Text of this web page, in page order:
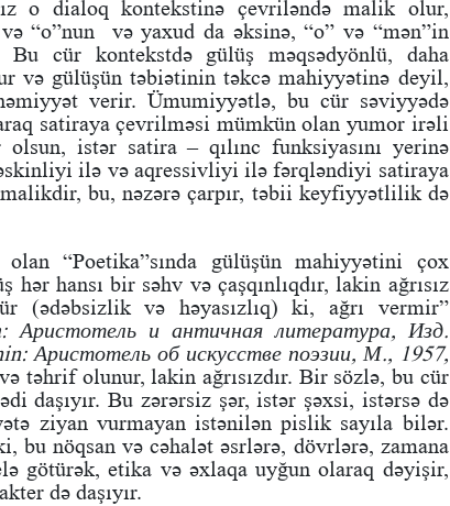
o dialoq kontekstinə çevriləndə malik olur,
“o”nun və yaxud da əksinə, “o” və “mən”in
Bu cür kontekstdə gülüş məqsədyönlü, daha
və gülüşün təbiətinin təkcə mahiyyətinə deyil,
verir. Ümumiyyətlə, bu cür səviyyədə
satiraya çevrilməsi mümkün olan yumor irəli
istər satira – qılınc funksiyasını yerinə
ilə və aqressivliyi ilə fərqləndiyi satiraya
bu, nəzərə çarpır, təbii keyfiyyətlilik də
“Poetika”sında gülüşün mahiyyətini çox
hansı bir səhv və çaşqınlıqdır, lakin ağrısız
(ədəbsizlik və həyasızlıq) ki, ağrı vermir”
Аристотель и античная литература, Изд.
Аристотель об искусстве поэзии, М., 1957,
təhrif olunur, lakin ağrısızdır. Bir sözlə, bu cür
daşıyır. Bu zərərsiz şər, istər şəxsi, istərsə də
ziyan vurmayan istənilən pislik sayıla bilər.
bu nöqsan və cəhalət əsrlərə, dövrlərə, zamana
götürək, etika və əxlaqa uyğun olaraq dəyişir,
də daşıyır.